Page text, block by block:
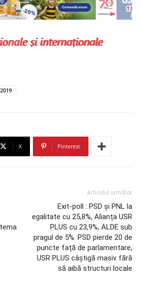
X Pinterest
Articolul următor
Exit-poll : PSD și PNL la
egalitate cu 25,8%, Alianța USR
PLUS cu 23,9%, ALDE sub
pragul de 5%. PSD pierde 20 de
puncte față de parlamentare,
USR PLUS câștigă masiv fără
să aibă structuri locale